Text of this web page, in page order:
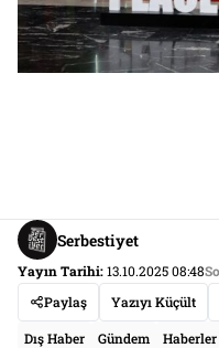
Serbestiyet
Yayın Tarihi:13.10.2025 08:48
Paylaş
Yazıyı Küçült
Dış Haber Gündem Haberler